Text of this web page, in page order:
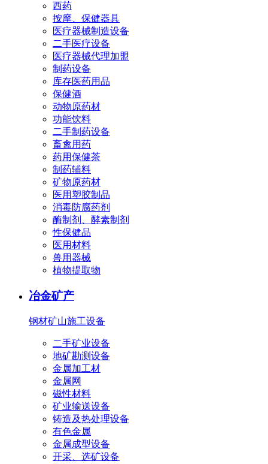
西药
按摩、保健器具
医疗器械制造设备
二手医疗设备
医疗器械代理加盟
制药设备
库存医药用品
保健酒
动物原药材
功能饮料
二手制药设备
畜禽用药
药用保健茶
制药辅料
矿物原药材
医用塑胶制品
消毒防腐药剂
酶制剂、酵素制剂
性保健品
医用材料
兽用器械
植物提取物
冶金矿产
钢材矿山施工设备
二手矿业设备
地矿勘测设备
金属加工材
金属网
磁性材料
矿业输送设备
铸造及热处理设备
有色金属
金属成型设备
开采、选矿设备